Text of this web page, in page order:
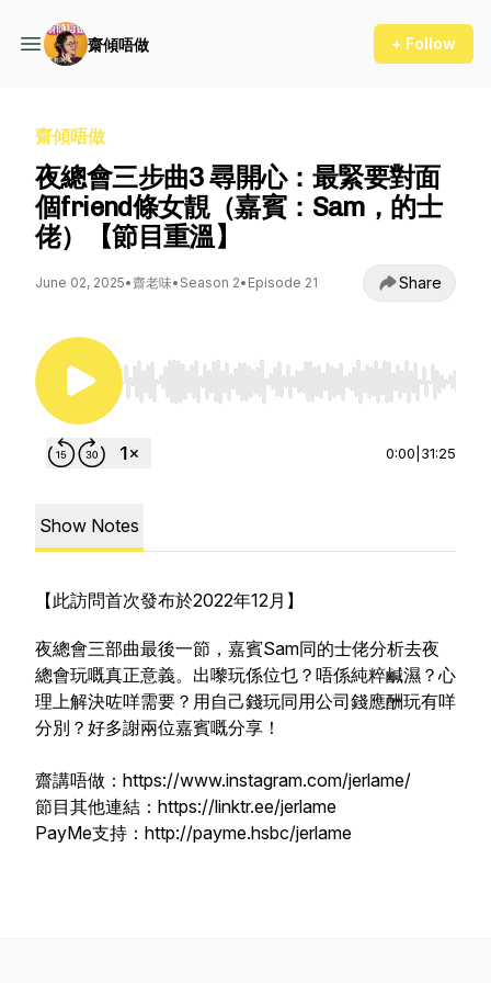
齋傾唔做 + Follow
齋傾唔做
夜總會三步曲3 尋開心：最緊要對面
個friend條女靚（嘉賓：Sam，的士
佬）【節目重溫】
June 02, 2025•齋老味• Season 2• Episode 21 Share
Use Left/Right to seek, Home/End to jump to
0:00 31:25
Show Notes
【此訪問首次發布於2022年12月】
夜總會三部曲最後一節，嘉賓Sam同的士佬分析去夜
總會玩嘅真正意義。出嚟玩係位乜？唔係純粹鹹濕？心
理上解決咗咩需要？用自己錢玩同用公司錢應酬玩有咩
分別？好多謝兩位嘉賓嘅分享！
齋講唔做：https://www.instagram.com/jerlame/
節目其他連結：https://linktr.ee/jerlame
PayMe支持：http://payme.hsbc/jerlame